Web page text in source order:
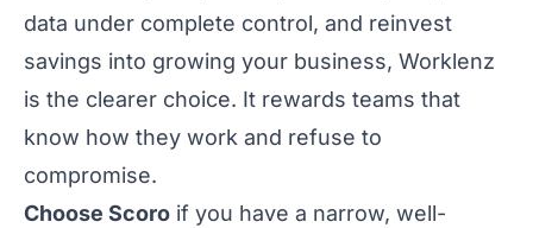
data under complete control, and reinvest
savings into growing your business, Worklenz
is the clearer choice. It rewards teams that
know how they work and refuse to
compromise.
Choose Scoro if you have a narrow, well-